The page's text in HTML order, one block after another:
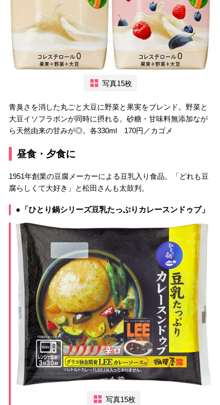
写真15枚
青臭さを消した丸ごと大豆に野菜と果実をブレンド。野菜と
大豆イソフラボンが同時に摂れる。砂糖・甘味料無添加なが
ら天然由来の甘みが◎。各330ml 170円／カゴメ
昼食・夕食に
1951年創業の豆腐メーカーによる豆乳入り食品。「どれも豆
腐らしくて大好き」と松田さんも太鼓判。
●「ひとり鍋シリーズ豆乳たっぷりカレースンドゥブ」
写真15枚